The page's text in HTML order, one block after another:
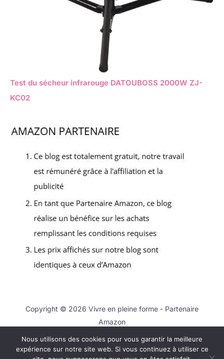
Test du sécheur infrarouge DATOUBOSS 2000W ZJ-
KC02
Copyright © 2026 Vivre en pleine forme - Partenaire
Amazon
Contact
Mentions légales
Nous utilisons des cookies pour vous garantir la meilleure
expérience sur notre site web. Si vous continuez à utiliser ce